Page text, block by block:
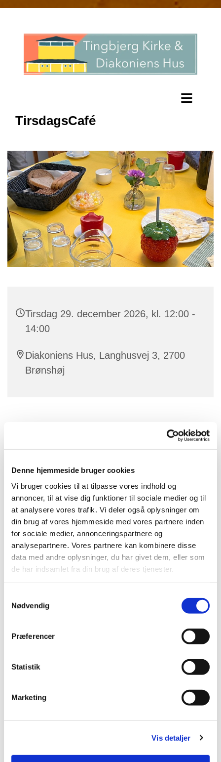
Denne hjemmeside bruger cookies
Vi bruger cookies til at tilpasse vores indhold og
annoncer, til at vise dig funktioner til sociale medier og til
at analysere vores trafik. Vi deler også oplysninger om
din brug af vores hjemmeside med vores partnere inden
for sociale medier, annonceringspartnere og
analysepartnere. Vores partnere kan kombinere disse
data med andre oplysninger, du har givet dem, eller som
de har indsamlet fra din brug af deres tjenester.
Nødvendig
Præferencer
Statistik
Marketing
Vis detaljer
TirsdagsCafé
Tirsdag 29. december 2026, kl. 12:00 -
14:00
Diakoniens Hus, Langhusvej 3, 2700
Brønshøj